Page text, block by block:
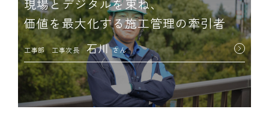
現場とデジタルを束ね、
価値を最大化する施工管理の牽引者
工事部 工事次長 石川 さん